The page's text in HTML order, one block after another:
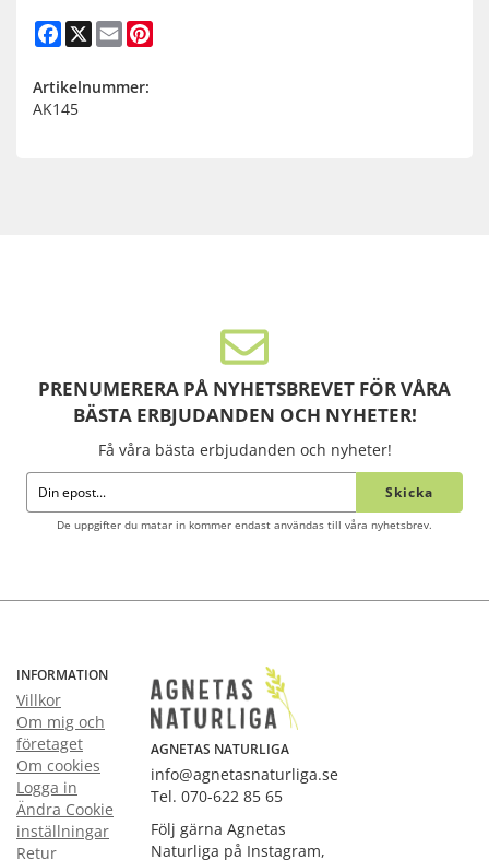
Facebook
X Email
Artikelnummer:
AK145
PRENUMERERA PÅ NYHETSBREVET FÖR VÅRA
BÄSTA ERBJUDANDEN OCH NYHETER!
Få våra bästa erbjudanden och nyheter!
Skicka
De uppgifter du matar in kommer endast användas till våra nyhetsbrev.
INFORMATION
Villkor
Om mig och
företaget
Om cookies
Logga in
Ändra Cookie
inställningar
Retur
AGNETAS NATURLIGA
info@agnetasnaturliga.se
Tel. 070-622 85 65
Följ gärna Agnetas
Naturliga på Instagram,